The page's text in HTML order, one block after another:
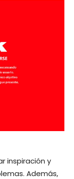
inspiración y
Además,